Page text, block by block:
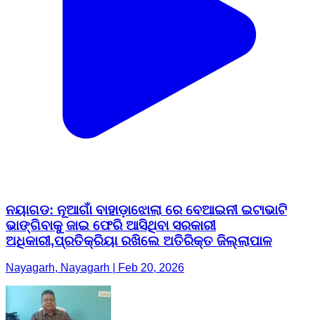
ନୟାଗଡ: ନୂଆଗାଁ ବାହାଡ଼ାଝୋଲା ରେ ବେଆଇନୀ ଇଟାଭାଟି
ଭାଙ୍ଗିବାକୁ ଜାଇ ଫେରି ଆସିଥିବା ସରକାରୀ
ଅଧିକାରୀ,ପ୍ରତିକ୍ରିୟା ରଖିଲେ ଅତିରିକ୍ତ ଜିଲ୍ଲାପାଳ
Nayagarh, Nayagarh | Feb 20, 2026